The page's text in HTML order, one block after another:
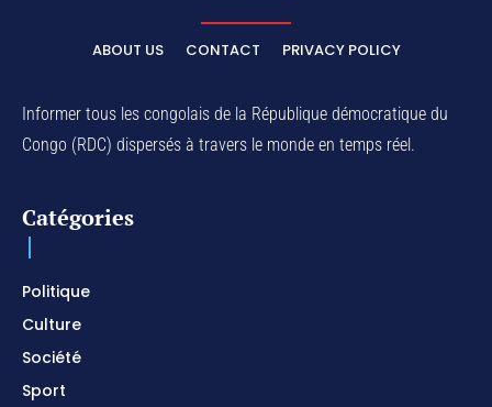
ABOUT US CONTACT PRIVACY POLICY
Informer tous les congolais de la République démocratique du
Congo (RDC) dispersés à travers le monde en temps réel.
Catégories
Politique
Culture
Société
Sport